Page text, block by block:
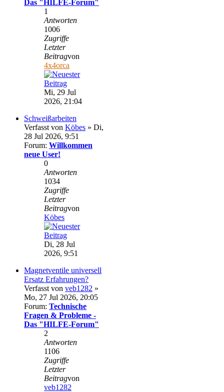
Das "HILFE-Forum"
1
Antworten
1006
Zugriffe
Letzter
Beitragvon
4x4orca
Mi, 29 Jul
2026, 21:04
Schweißarbeiten
Verfasst von Köbes » Di,
28 Jul 2026, 9:51
Forum: Willkommen
neue User!
0
Antworten
1034
Zugriffe
Letzter
Beitragvon
Köbes
Di, 28 Jul
2026, 9:51
Magnetventile universell
Ersatz Erfahrungen?
Verfasst von veb1282 »
Mo, 27 Jul 2026, 20:05
Forum: Technische
Fragen & Probleme -
Das "HILFE-Forum"
2
Antworten
1106
Zugriffe
Letzter
Beitragvon
veb1282